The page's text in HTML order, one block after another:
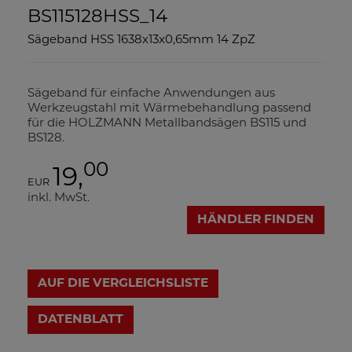
BS115128HSS_14
Sägeband HSS 1638x13x0,65mm 14 ZpZ
Sägeband für einfache Anwendungen aus
Werkzeugstahl mit Wärmebehandlung passend
für die HOLZMANN Metallbandsägen BS115 und
BS128.
EUR 19,00
inkl. MwSt.
HÄNDLER FINDEN
AUF DIE VERGLEICHSLISTE
DATENBLATT